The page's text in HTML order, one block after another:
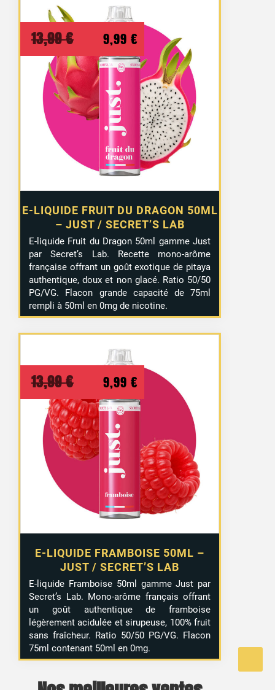
E-LIQUIDE FRUIT DU DRAGON 50ML
– JUST / SECRET’S LAB
13,99€
Le
prix
initial
était :
13,99 €.
9,99 €
prix
actuel
est :
9,99 €.
E-liquide Fruit du Dragon 50ml gamme Just
par Secret’s Lab. Recette mono-arôme
française offrant un goût exotique de pitaya
authentique, doux et non glacé. Ratio 50/50
PG/VG. Flacon grande capacité de 75ml
rempli à 50ml en 0mg de nicotine.
E-LIQUIDE FRAMBOISE 50ML –
JUST / SECRET’S LAB
13,99€
Le
prix
initial
était :
13,99 €.
9,99 €
prix
est :
9,99 €.
E-liquide Framboise 50ml gamme Just par
Secret’s Lab. Mono-arôme français offrant
un goût authentique de framboise
légèrement acidulée et sirupeuse, 100% fruit
sans fraîcheur. Ratio 50/50 PG/VG. Flacon
75ml contenant 50ml en 0mg.